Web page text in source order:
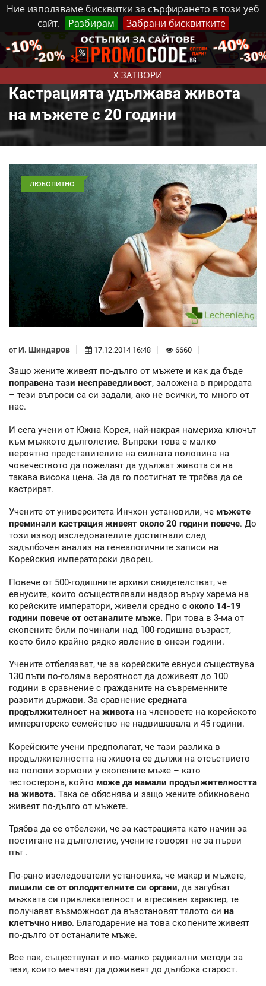
Ние използваме бисквитки за сърфирането в този уеб
сайт.
Разбирам Забрани бисквитките
X ЗАТВОРИ
Събота, 8 Август, 2026 Реклама Контакти
Кастрацията удължава живота
на мъжете с 20 години
ЛЮБОПИТНО
от И. Шиндаров 17.12.2014 16:48 6660
Защо жените живеят по-дълго от мъжете и как да бъде
поправена тази несправедливост, заложена в природата
– тези въпроси са си задали, ако не всички, то много от
нас.
И сега учени от Южна Корея, най-накрая намериха ключът
към мъжкото дълголетие. Въпреки това е малко
вероятно представителите на силната половина на
човечеството да пожелаят да удължат живота си на
такава висока цена. За да го постигнат те трябва да се
кастрират.
Учените от университета Инчхон установили, че мъжете
преминали кастрация живеят около 20 години повече. До
този извод изследователите достигнали след
задълбочен анализ на генеалогичните записи на
Корейския императорски дворец.
Повече от 500-годишните архиви свидетелстват, че
евнусите, които осъществявали надзор върху харема на
корейските императори, живели средно с около 14-19
години повече от останалите мъже. При това в 3-ма от
скопените били починали над 100-годишна възраст,
което било крайно рядко явление в онези години.
Учените отбелязват, че за корейските евнуси съществува
130 пъти по-голяма вероятност да доживеят до 100
години в сравнение с гражданите на съвременните
развити държави. За сравнение средната
продължителност на живота на членовете на корейското
императорско семейство не надвишавала и 45 години.
Корейските учени предполагат, че тази разлика в
продължителността на живота се дължи на отсъствието
на полови хормони у скопените мъже – като
тестостерона, който може да намали продължителността
на живота. Така се обяснява и защо жените обикновено
живеят по-дълго от мъжете.
Трябва да се отбележи, че за кастрацията като начин за
постигане на дълголетие, учените говорят не за първи
път .
По-рано изследователи установиха, че макар и мъжете,
лишили се от оплодителните си органи, да загубват
мъжката си привлекателност и агресивен характер, те
получават възможност да възстановят тялото си на
клетъчно ниво. Благодарение на това скопените живеят
по-дълго от останалите мъже.
Все пак, съществуват и по-малко радикални методи за
тези, които мечтаят да доживеят до дълбока старост.